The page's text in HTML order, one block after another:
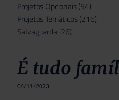
Projetos Opcionais (54)
Projetos Temáticos (216)
Salvaguarda (26)
É tudo
06/11/2023